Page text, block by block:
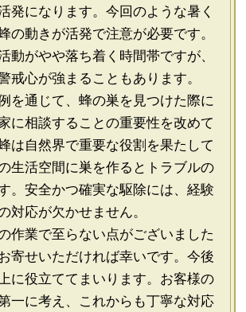
発になります。今回のような暑く
の動きが活発で注意が必要です。
動がやや落ち着く時間帯ですが、
戒心が強まることもあります。
を通じて、蜂の巣を見つけた際に
に相談することの重要性を改めて
は自然界で重要な役割を果たして
生活空間に巣を作るとトラブルの
。安全かつ確実な駆除には、経験
対応が欠かせません。
作業で至らない点がございました
寄せいただければ幸いです。今後
に役立ててまいります。お客様の
一に考え、これからも丁寧な対応